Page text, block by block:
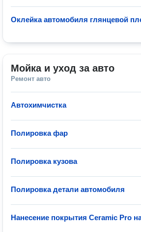
Оклейка автомобиля глянцевой
Мойка и уход за авто
Ремонт авто
Автохимчистка
Полировка фар
Полировка кузова
Полировка детали автомобиля
Нанесение покрытия Ceramic Pro